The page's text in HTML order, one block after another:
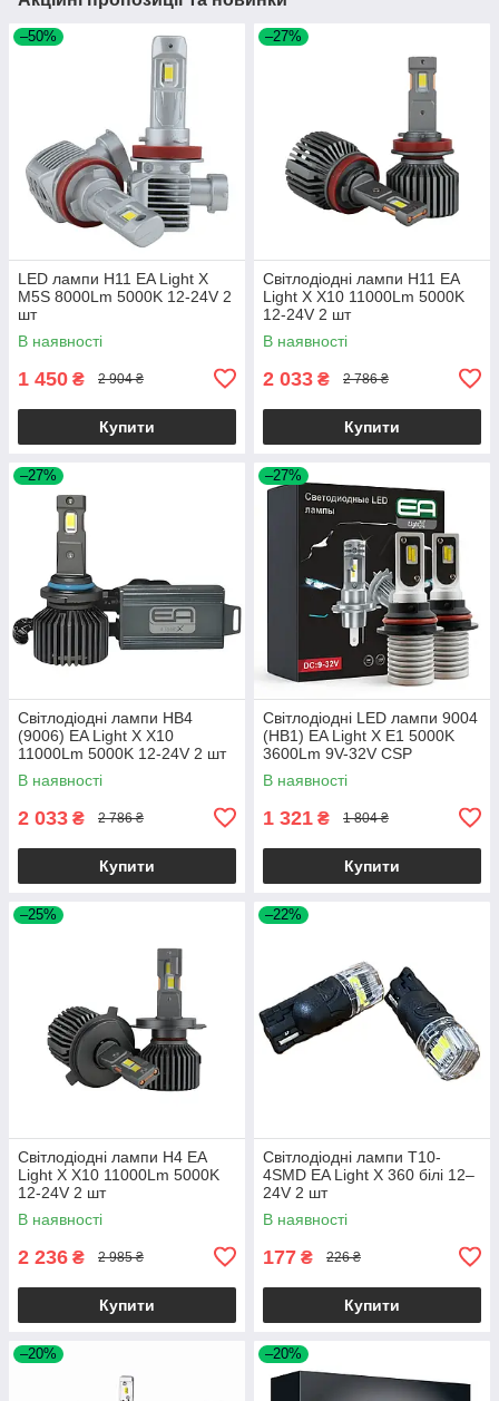
–50%
LED лампи H11 EA Light X
M5S 8000Lm 5000K 12-24V 2
шт
В наявності
1 450 ₴ 2 904 ₴
Купити
–27%
Світлодіодні лампи H11 EA
Light X X10 11000Lm 5000K
12-24V 2 шт
В наявності
2 033 ₴ 2 786 ₴
Купити
–27%
Світлодіодні лампи HB4
(9006) EA Light X X10
11000Lm 5000K 12-24V 2 шт
В наявності
2 033 ₴ 2 786 ₴
Купити
–27%
Світлодіодні LED лампи 9004
(HB1) EA Light X E1 5000K
3600Lm 9V-32V CSP
(комплект 2 шт.)
В наявності
1 321 ₴ 1 804 ₴
Купити
–25%
Світлодіодні лампи H4 EA
Light X X10 11000Lm 5000K
12-24V 2 шт
В наявності
2 236 ₴ 2 985 ₴
Купити
–22%
Світлодіодні лампи T10-
4SMD EA Light X 360 білі 12–
24V 2 шт
В наявності
177 ₴ 226 ₴
Купити
–20% –20%